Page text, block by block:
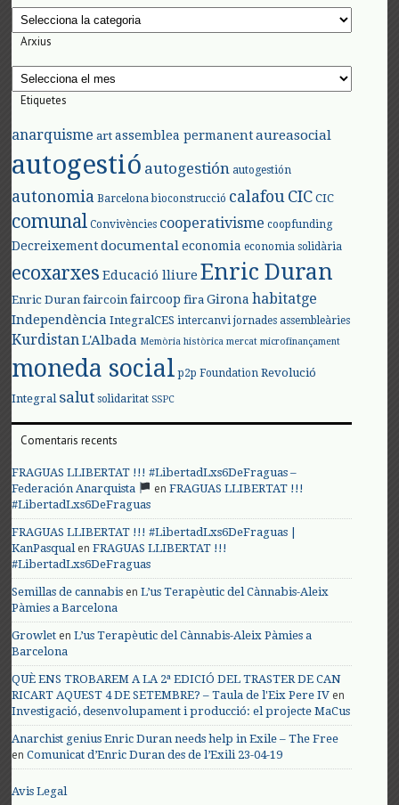
Categories
Arxius
Arxius
Etiquetes
anarquisme art assemblea permanent aureasocial
autogestió autogestión autogestión
autonomia Barcelona bioconstrucció calafou CIC CIC
comunal Convivències cooperativisme coopfunding
Decreixement documental economia economia solidària
ecoxarxes Educació lliure Enric Duran
Enric Duran faircoin faircoop fira Girona habitatge
Independència IntegralCES intercanvi jornades assembleàries
Kurdistan L'Albada Memòria històrica mercat microfinançament
moneda social p2p Foundation Revolució
Integral salut solidaritat SSPC
Comentaris recents
FRAGUAS LLIBERTAT !!! #LibertadLxs6DeFraguas –
Federación Anarquista
enFRAGUAS LLIBERTAT !!!
#LibertadLxs6DeFraguas
FRAGUAS LLIBERTAT !!! #LibertadLxs6DeFraguas |
KanPasqualenFRAGUAS LLIBERTAT !!!
#LibertadLxs6DeFraguas
Semillas de cannabis enL’us Terapèutic del Cànnabis-Aleix
Pàmies a Barcelona
Growlet enL’us Terapèutic del Cànnabis-Aleix Pàmies a
Barcelona
QUÈ ENS TROBAREM A LA 2ª EDICIÓ DEL TRASTER DE CAN
RICART AQUEST 4 DE SETEMBRE? – Taula de l'Eix Pere IV en
Investigació, desenvolupament i producció: el projecte MaCus
Anarchist genius Enric Duran needs help in Exile – The Free
enComunicat d’Enric Duran des de l’Exili 23-04-19
Avis Legal